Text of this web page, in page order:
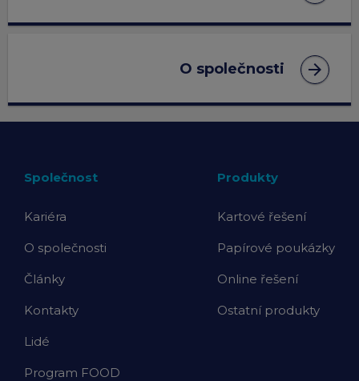
O společnosti arrow_forward
Společnost
Kariéra
O společnosti
Články
Kontakty
Lidé
Program FOOD
Produkty
Kartové řešení
Papírové poukázky
Online řešení
Ostatní produkty